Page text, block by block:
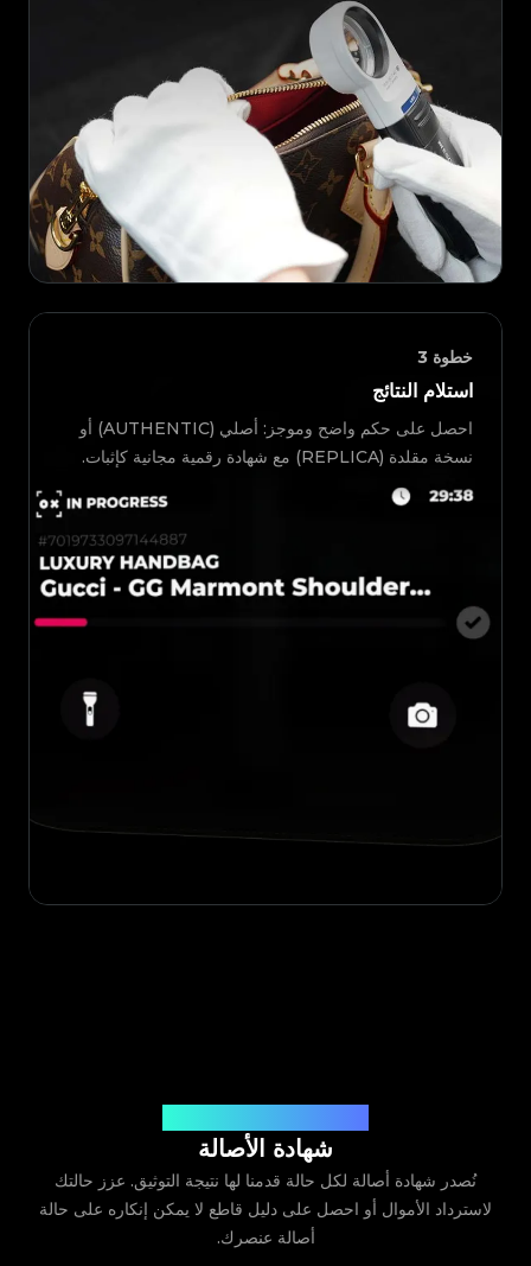
خطوة 3
استلام النتائج
احصل على حكم واضح وموجز: أصلي (AUTHENTIC) أو
نسخة مقلدة (REPLICA) مع شهادة رقمية مجانية كإثبات.
شهادة الأصالة
نُصدر شهادة أصالة لكل حالة قدمنا لها نتيجة التوثيق. عزز حالتك
لاسترداد الأموال أو احصل على دليل قاطع لا يمكن إنكاره على حالة
أصالة عنصرك.